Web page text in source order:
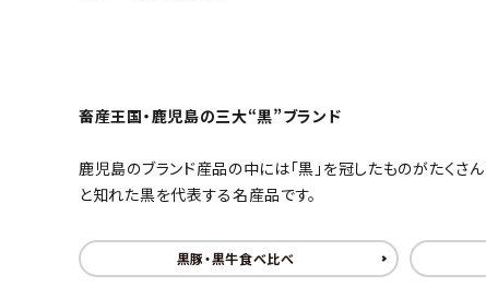
ようこそ ゲスト 様
ログイン person 新規会員登録
畜産王国・鹿児島の三大“黒”ブランド
鹿児島のブランド産品の中には「黒」を冠したものがたくさ
と知れた黒を代表する名産品です。
黒豚・黒牛食べ比べ